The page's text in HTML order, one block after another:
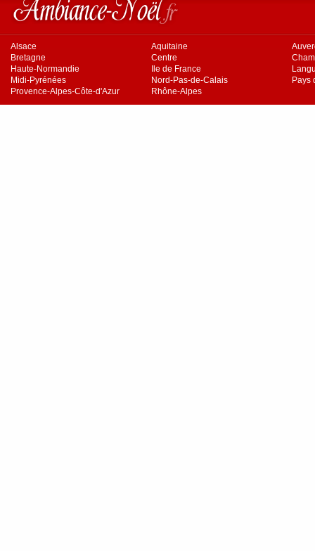
Alsace Aquitaine
Bretagne
Centre
Haute-Normandie
Ile de France
Midi-Pyrénées
Nord-Pas-de-Calais
Pays
Provence-Alpes-Côte-d'Azur
Rhône-Alpes